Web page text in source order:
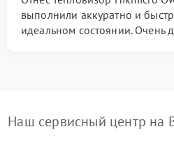
выполнили аккуратно и
идеальном состоянии. Очень
Наш сервисный центр на